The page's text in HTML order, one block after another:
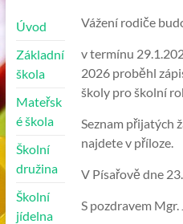
Vážení rodiče
v termínu
2026 proběhl
školy pro školní
Seznam přijatých
najdete v příloze.
V Písařově dne
S pozdravem
Úvod
Základní
škola
Mateřsk
é škola
Školní
družina
Školní
jídelna